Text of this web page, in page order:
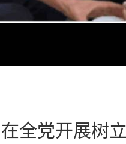
全党开展树